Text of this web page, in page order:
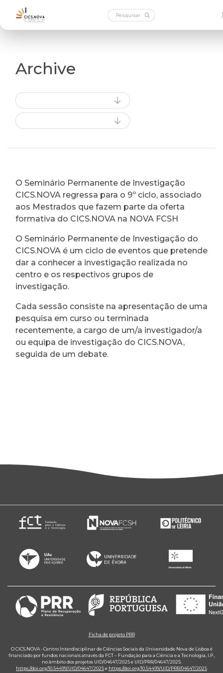
Archive
O Seminário Permanente de Investigação
CICS.NOVA regressa para o 9º ciclo, associado
aos Mestrados que fazem parte da oferta
formativa do CICS.NOVA na NOVA FCSH
O Seminário Permanente de Investigação do
CICS.NOVA é um ciclo de eventos que pretende
dar a conhecer a investigação realizada no
centro e os respectivos grupos de
investigação.
Cada sessão consiste na apresentação de uma
pesquisa em curso ou terminada
recentemente, a cargo de um/a investigador/a
ou equipa de investigação do CICS.NOVA,
seguida de um debate.
Ficha de projeto PRR
O CICS.NOVA - Centro Interdisciplinar de Ciências Sociais da Universidade Nova de Lisboa é
financiado por fundos nacionais através da FCT – Fundação para a Ciência e a Tecnologia, I.P.,
no âmbito dos projetos UID/04647/2025 e UID/PRR/04647/2025.
https://doi.org/10.54499/UID/04647/2025e https://doi.org/10.54499/UID/PRR/04647/2025